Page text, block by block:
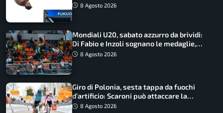
8 Agosto 2026
Mondiali U20, sabato azzurro da brividi:
Di Fabio e Inzoli sognano le medaglie,
Castellani e Succo in finale
8 Agosto 2026
Giro di Polonia, sesta tappa da fuochi
d’artificio: Scaroni può attaccare la
maglia di Lemmen
8 Agosto 2026